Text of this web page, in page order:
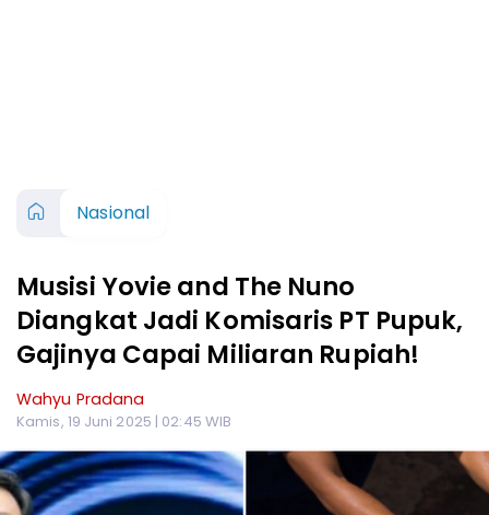
Nasional
Musisi Yovie and The Nuno
Diangkat Jadi Komisaris PT Pupuk,
Gajinya Capai Miliaran Rupiah!
Wahyu Pradana
Kamis, 19 Juni 2025 | 02:45 WIB